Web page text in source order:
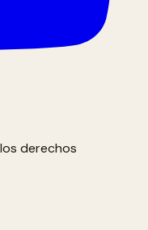
derechos